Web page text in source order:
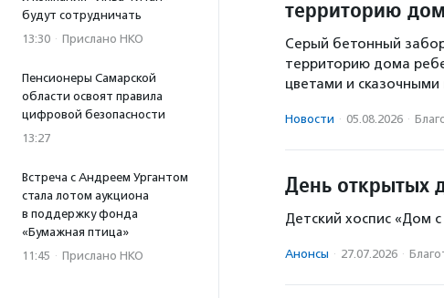
будут сотрудничать
13:30 · Прислано НКО
Пенсионеры Самарской
области освоят правила
цифровой безопасности
13:27
Встреча с Андреем Ургантом
стала лотом аукциона
в поддержку фонда
«Бумажная птица»
11:45 · Прислано НКО
территорию
Серый бетонный
территорию дома
цветами и сказочными
Новости · 05.08.2026 ·
День открытых
Детский хоспис «Дом
Анонсы · 27.07.2026 ·